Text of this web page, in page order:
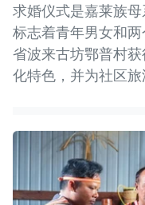
求婚仪式是嘉莱族
标志着青年男女和
省波来古坊鄂普村
化特色，并为社区旅